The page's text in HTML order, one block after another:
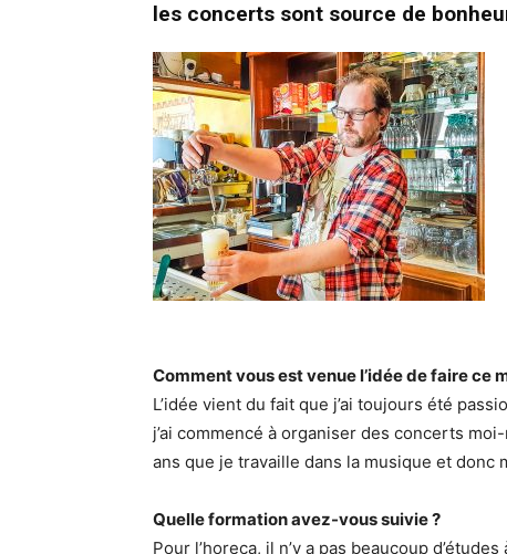
les concerts sont source de
Comment vous est venue l’idée de faire ce
L’idée vient du fait que j’ai toujours été
j’ai commencé à organiser des concerts
ans que je travaille dans la musique et
Quelle formation avez-vous suivie ?
Pour l’horeca, il n’y a pas beaucoup